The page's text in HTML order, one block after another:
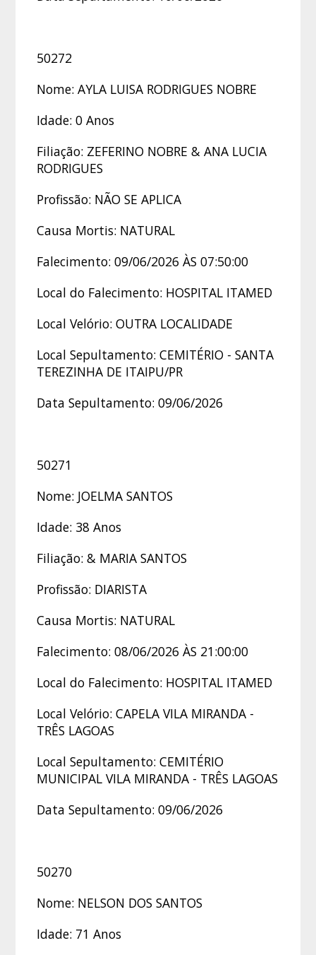
50272
Nome: AYLA LUISA RODRIGUES NOBRE
Idade: 0 Anos
Filiação: ZEFERINO NOBRE & ANA LUCIA
RODRIGUES
Profissão: NÃO SE APLICA
Causa Mortis: NATURAL
Falecimento: 09/06/2026 ÀS 07:50:00
Local do Falecimento: HOSPITAL ITAMED
Local Velório: OUTRA LOCALIDADE
Local Sepultamento: CEMITÉRIO - SANTA
TEREZINHA DE ITAIPU/PR
Data Sepultamento: 09/06/2026
50271
Nome: JOELMA SANTOS
Idade: 38 Anos
Filiação: & MARIA SANTOS
Profissão: DIARISTA
Causa Mortis: NATURAL
Falecimento: 08/06/2026 ÀS 21:00:00
Local do Falecimento: HOSPITAL ITAMED
Local Velório: CAPELA VILA MIRANDA -
TRÊS LAGOAS
Local Sepultamento: CEMITÉRIO
MUNICIPAL VILA MIRANDA - TRÊS LAGOAS
Data Sepultamento: 09/06/2026
50270
Nome: NELSON DOS SANTOS
Idade: 71 Anos